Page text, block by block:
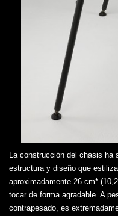
La construcción del chasis ha
estructura y diseño que
aproximadamente 26 cm*
tocar de forma agradable. A
contrapesado, es